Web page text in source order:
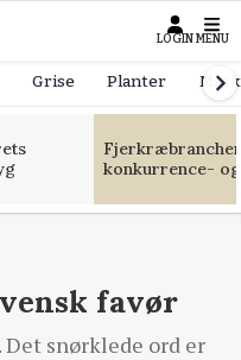
LOGIN MENU
Grise Planter
konkurrence-
favør
snørklede ord er